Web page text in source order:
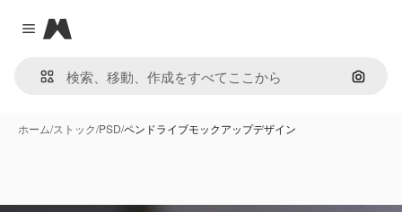
Close menu
Magnific
画像で
ホーム/ストック/PSD/ペンドライブモックアップデザイン